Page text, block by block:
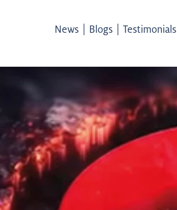
News Blogs Testimonials